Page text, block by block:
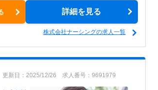
詳細を見る
株式会社ナーシングの求人一覧
更新日：2025/12/26 求人番号：9691979